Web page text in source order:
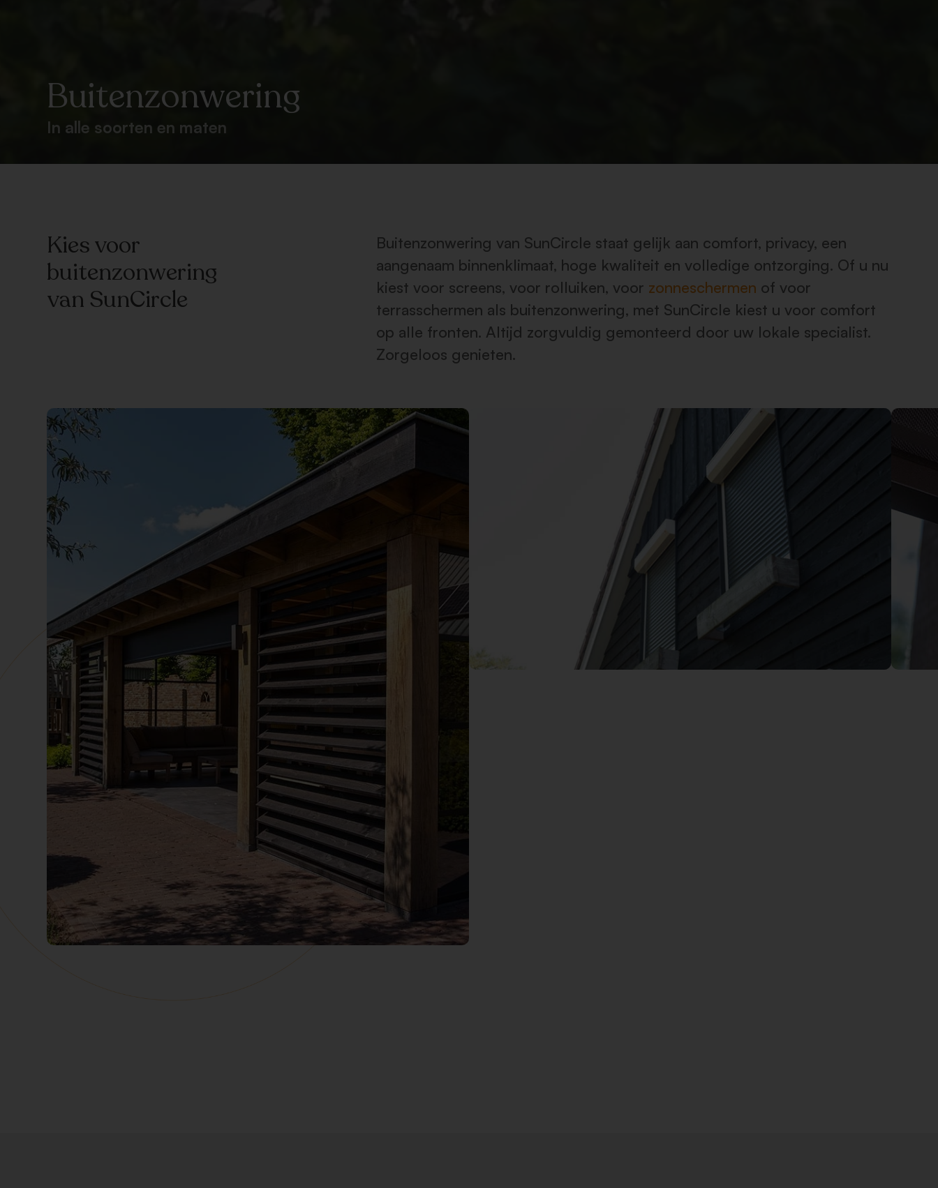
Buitenzonwering
In alle soorten en maten
Kies voor
buitenzonwering
van SunCircle
Buitenzonwering van SunCircle staat gelijk aan comfort, privacy, een
aangenaam binnenklimaat, hoge kwaliteit en volledige ontzorging. Of u nu
kiest voor screens, voor rolluiken, voor zonneschermen of voor
terrasschermen als buitenzonwering, met SunCircle kiest u voor comfort
op alle fronten. Altijd zorgvuldig gemonteerd door uw lokale specialist.
Zorgeloos genieten.